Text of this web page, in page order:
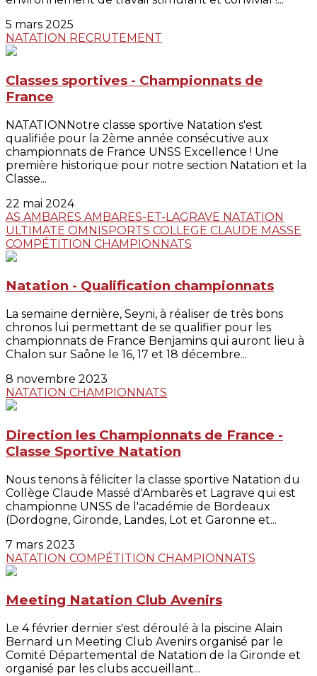
5 mars 2025
NATATION RECRUTEMENT
Classes sportives - Championnats de
France
NATATIONNotre classe sportive Natation s'est
qualifiée pour la 2ème année consécutive aux
championnats de France UNSS Excellence ! Une
première historique pour notre section Natation et la
Classe...
22 mai 2024
AS AMBARES AMBARES-ET-LAGRAVE NATATION
ULTIMATE OMNISPORTS COLLEGE CLAUDE MASSE
COMPÉTITION CHAMPIONNATS
Natation - Qualification championnats
La semaine dernière, Seyni, à réaliser de très bons
chronos lui permettant de se qualifier pour les
championnats de France Benjamins qui auront lieu à
Chalon sur Saône le 16, 17 et 18 décembre...
8 novembre 2023
NATATION CHAMPIONNATS
Direction les Championnats de France -
Classe Sportive Natation
Nous tenons à féliciter la classe sportive Natation du
Collège Claude Massé d'Ambarès et Lagrave qui est
championne UNSS de l'académie de Bordeaux
(Dordogne, Gironde, Landes, Lot et Garonne et...
7 mars 2023
NATATION COMPÉTITION CHAMPIONNATS
Meeting Natation Club Avenirs
Le 4 février dernier s'est déroulé à la piscine Alain
Bernard un Meeting Club Avenirs organisé par le
Comité Départemental de Natation de la Gironde et
organisé par les clubs accueillant...